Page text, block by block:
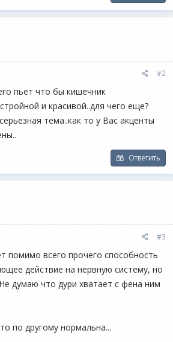
#2
пьет что бы кишечник
и красивой..для чего еще?
тема..как то у Вас акценты
Ответить
#3
помимо всего прочего способность
действие на нервную систему, но
думаю что дури хватает с фена ним
по другому нормальна...